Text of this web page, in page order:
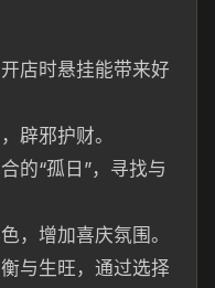
店时悬挂能带来好
辟邪护财。
的“孤日”，寻找与
，增加喜庆氛围。
与生旺，通过选择